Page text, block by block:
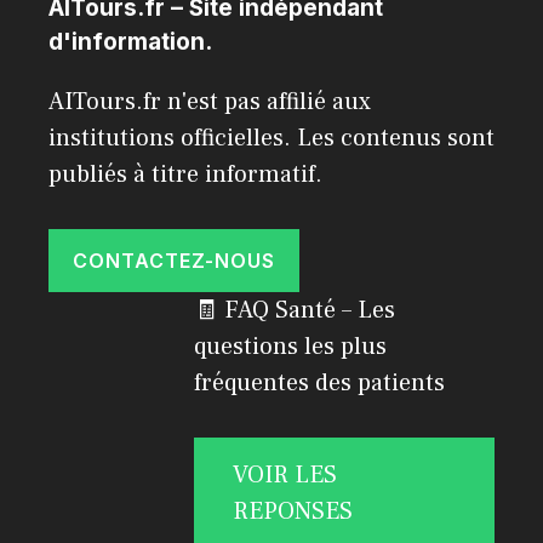
AITours.fr – Site indépendant
d'information.
AITours.fr n'est pas affilié aux
institutions officielles. Les contenus sont
publiés à titre informatif.
CONTACTEZ-NOUS
🧾 FAQ Santé – Les
questions les plus
fréquentes des patients
VOIR LES
REPONSES